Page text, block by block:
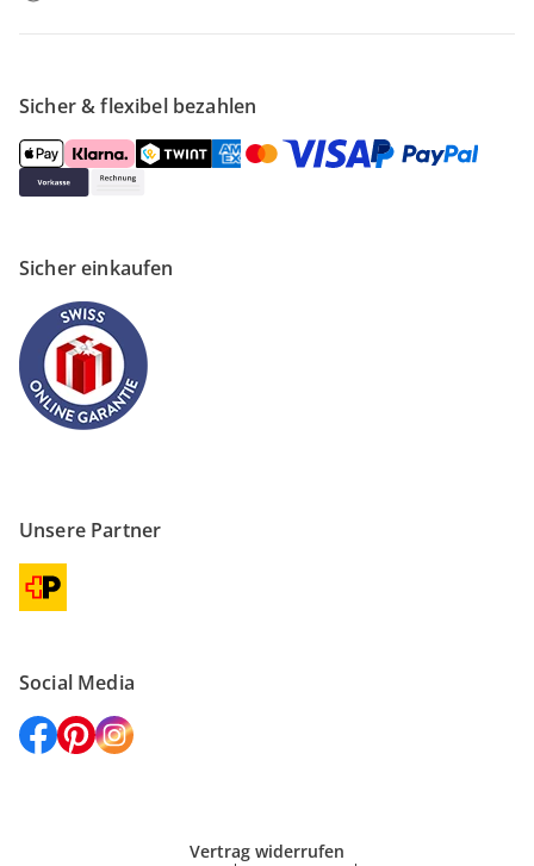
Sicher & flexibel bezahlen
Sicher einkaufen
Unsere Partner
Social Media
Vertrag widerrufen